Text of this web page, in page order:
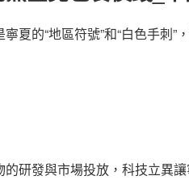
寧夏的“地區符號”和“白色手刺”
研發與市場投放，科技立異讓